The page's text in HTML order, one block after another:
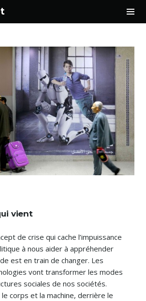
vient
de crise qui cache l’impuissance
à nous aider à appréhender
est en train de changer. Les
vont transformer les modes
sociales de nos sociétés.
le corps et la machine, derrière le